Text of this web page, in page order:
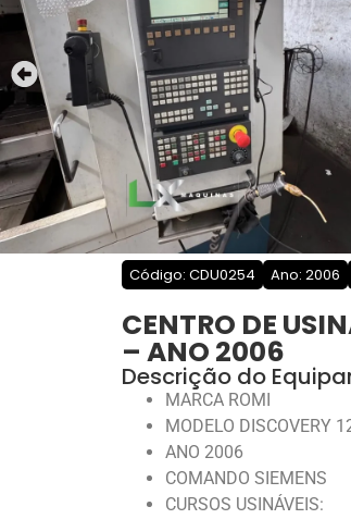
Código: CDU0254 Ano: 2006
CENTRO DE
– ANO 2006
Descrição do
MARCA ROMI
MODELO DISCOVERY
ANO 2006
COMANDO SIEMENS
CURSOS USINÁVEIS: